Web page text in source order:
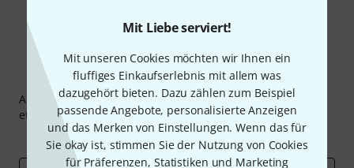
Mit Liebe serviert!
Mit unseren Cookies möchten wir Ihnen ein
fluffiges Einkaufserlebnis mit allem was
dazugehört bieten. Dazu zählen zum Beispiel
passende Angebote, personalisierte Anzeigen
und das Merken von Einstellungen. Wenn das für
Sie okay ist, stimmen Sie der Nutzung von Cookies
für Präferenzen, Statistiken und Marketing
Thomann Newsletter
Abonniere den Thomann Newsletter und gewinne mit
etwas Glück einen von50 Gutscheinenüber jeweils50€
Inspirierende Beiträge
Deals Thomann Insights